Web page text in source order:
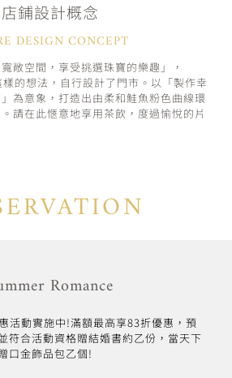
店鋪設計概念
DESIGN CONCEPT
敞空間，享受挑選珠寶的樂趣」，
的想法，自行設計了門市。以「製作幸
為意象，打造出由柔和鮭魚粉色曲線環
請在此愜意地享用茶飲，度過愉悅的片
Romance
活動實施中!滿額最高享83折優惠，預
符合活動資格贈結婚書約乙份，當天下
口金飾品包乙個!